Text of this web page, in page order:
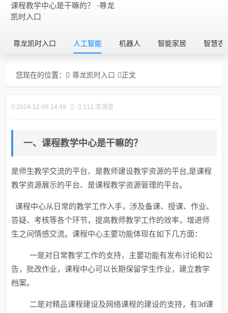
课程教学中心是干嘛的？ -尊龙
凯时入口
尊龙凯时入口 人工智能 机器人 智能家居 智慧农
您现在的位置： 尊龙凯时入口 正文
2024-12-05 14:49 111 次浏览
一、课程教学中心是干嘛的？
是师生教学交流的平台、是教师建设教学资源的平台,是课程
教学资源展示的平台、是课程教学资源管理的平台。
课程中心从日常的教学工作入手，涉及备课、授课、作业、
答疑、考核等各个环节，提高教师教学工作的效率，增进师
生之间情感交流。课程中心主要功能体现在如下几方面：
一是对日常教学工作的支持，主要功能有发布讨论和公
告，批改作业，课程中心可以长期保留学生作业，建立教学
档案。
二是对精品课程建设及网络课程的建设的支持，有3d课